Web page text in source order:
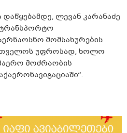
დაწყებამდე, ლევან კარანაძე
მომსახურების
უფროსად, ხოლო
მოძრაობის